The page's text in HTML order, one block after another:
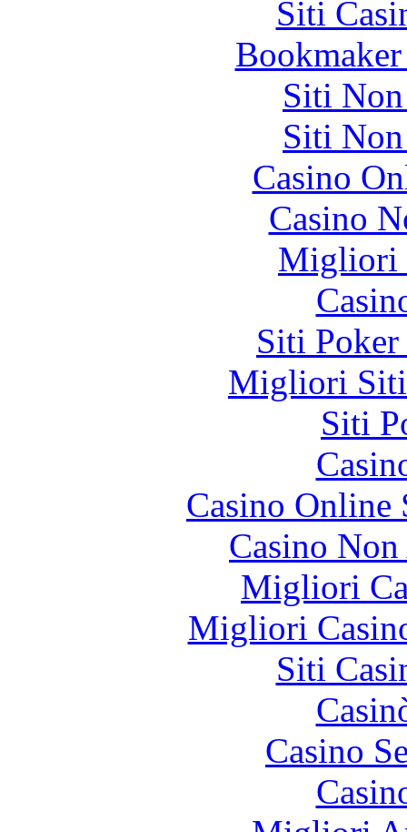
Siti
Siti
Siti
Casino
Casino
Migliori
Siti
Migliori Siti
Siti
Casino
Casino
Migliori
Migliori
Siti
Casino